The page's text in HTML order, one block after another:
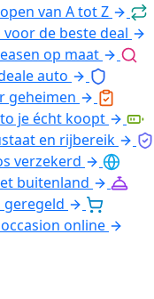
van A tot Z
de beste deal
op maat
auto
geheimen
je écht koopt
en rijbereik
verzekerd
buitenland
online